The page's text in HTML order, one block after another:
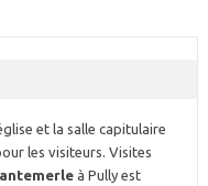
et la salle capitulaire
les visiteurs. Visites
à Pully est